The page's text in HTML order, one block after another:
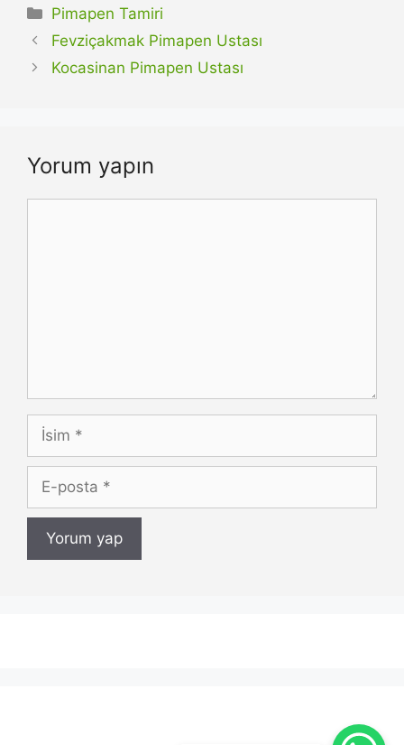
Kategoriler
Pimapen Tamiri
Fevziçakmak Pimapen Ustası
Kocasinan Pimapen Ustası
Yorum yapın
İsim
posta